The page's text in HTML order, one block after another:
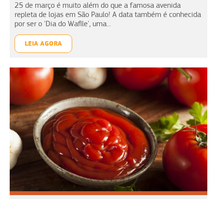
25 de março é muito além do que a famosa avenida
repleta de lojas em São Paulo! A data também é conhecida
por ser o 'Dia do Waflle', uma...
LEIA AGORA